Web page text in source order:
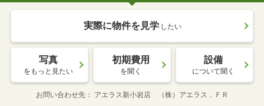
実際に物件を見学 したい
写真
をもっと見たい
初期費用
を聞く
設備
について聞く
お問い合わせ先 アエラス新小岩店 （株）アエラス．ＦＲ